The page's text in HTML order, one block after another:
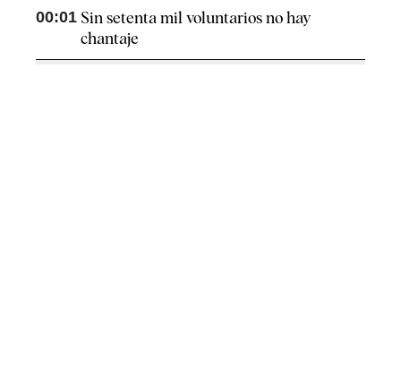
00:01 Sin setenta mil voluntarios no hay
chantaje